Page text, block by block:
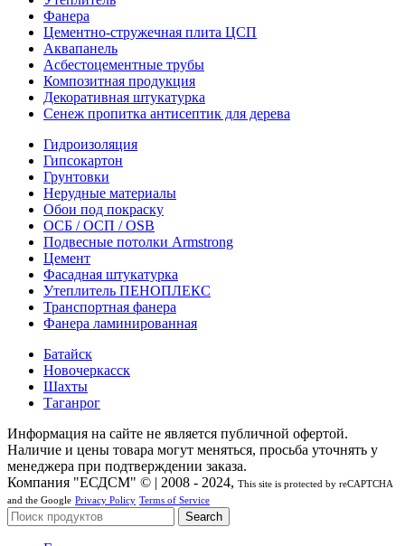
Фанера
Цементно-стружечная плита ЦСП
Аквапанель
Асбестоцементные трубы
Композитная продукция
Декоративная штукатурка
Сенеж пропитка антисептик для дерева
Гидроизоляция
Гипсокартон
Грунтовки
Нерудные материалы
Обои под покраску
ОСБ / ОСП / OSB
Подвесные потолки Armstrong
Цемент
Фасадная штукатурка
Утеплитель ПЕНОПЛЕКС
Транспортная фанера
Фанера ламинированная
Батайск
Новочеркасск
Шахты
Таганрог
Информация на сайте не является публичной офертой.
Наличие и цены товара могут меняться, просьба уточнять у
менеджера при подтверждении заказа.
Компания "ЕСДСМ" © | 2008 - 2024, This site is protected by reCAPTCHA
and the Google Privacy Policy Terms of Service
Search